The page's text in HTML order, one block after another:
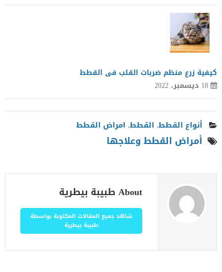
كيفية زرع منظم ضربات القلب فى القطط
18 ديسمبر، 2022
أنواع القطط, القطط, امراض القطط
أمراض القطط وعلاجها
About طبيبة بيطرية
شاهد جميع المقالات المكتوبة بواسطة
طبيبة بيطرية